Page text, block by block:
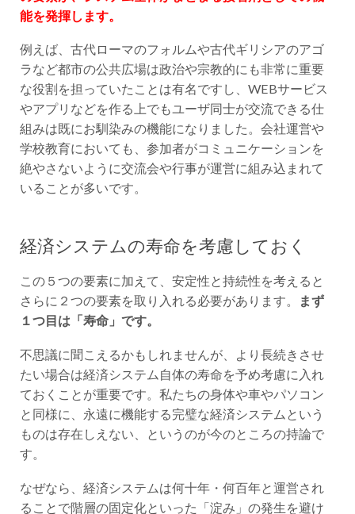
能を発揮します。
例えば、古代ローマのフォルムや古代ギリシアのアゴ
ラなど都市の公共広場は政治や宗教的にも非常に重要
な役割を担っていたことは有名ですし、WEBサービス
やアプリなどを作る上でもユーザ同士が交流できる仕
組みは既にお馴染みの機能になりました。会社運営や
学校教育においても、参加者がコミュニケーションを
絶やさないように交流会や行事が運営に組み込まれて
いることが多いです。
経済システムの寿命を考慮しておく
この５つの要素に加えて、安定性と持続性を考えると
さらに２つの要素を取り入れる必要があります。
まず
１つ目は「寿命」です。
不思議に聞こえるかもしれませんが、より長続きさせ
たい場合は経済システム自体の寿命を予め考慮に入れ
ておくことが重要です。私たちの身体や車やパソコン
と同様に、永遠に機能する完璧な経済システムという
ものは存在しえない、というのが今のところの持論で
す。
なぜなら、経済システムは何十年・何百年と運営され
ることで階層の固定化といった「淀み」の発生を避け